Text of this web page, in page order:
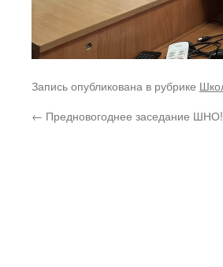
Запись опубликована в рубрике
← Предновогоднее заседание ШНО!